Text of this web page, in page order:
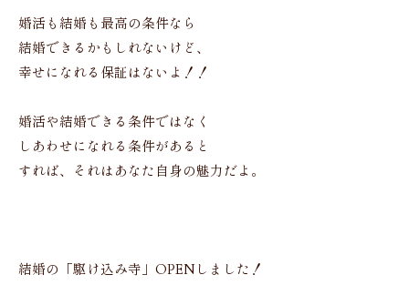
婚活も結婚も最高の条件なら
結婚できるかもしれないけど、
幸せになれる保証はないよ！！
婚活や結婚できる条件ではなく
しあわせになれる条件があると
すれば、それはあなた自身の魅力だよ。
結婚の「駆け込み寺」OPENしました！